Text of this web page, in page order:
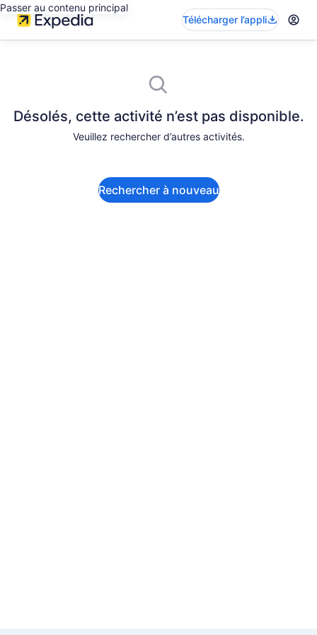
Passer au contenu principal
Télécharger l’appli
Désolés, cette activité n’est pas disponible.
Veuillez rechercher d’autres activités.
Rechercher à nouveau